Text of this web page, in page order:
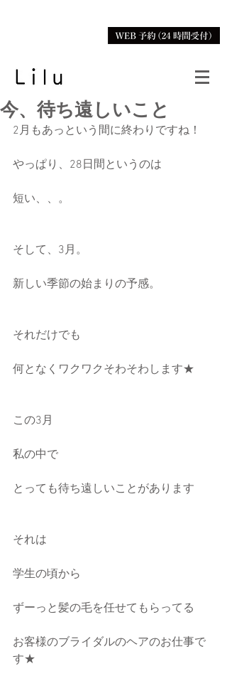
今、待ち遠しいこと
2月もあっという間に終わりですね！
やっぱり、28日間というのは
短い、、。
そして、3月。
新しい季節の始まりの予感。
それだけでも
何となくワクワクそわそわします★
この3月
私の中で
とっても待ち遠しいことがあります
それは
学生の頃から
ずーっと髪の毛を任せてもらってる
お客様のブライダルのヘアのお仕事で
す★